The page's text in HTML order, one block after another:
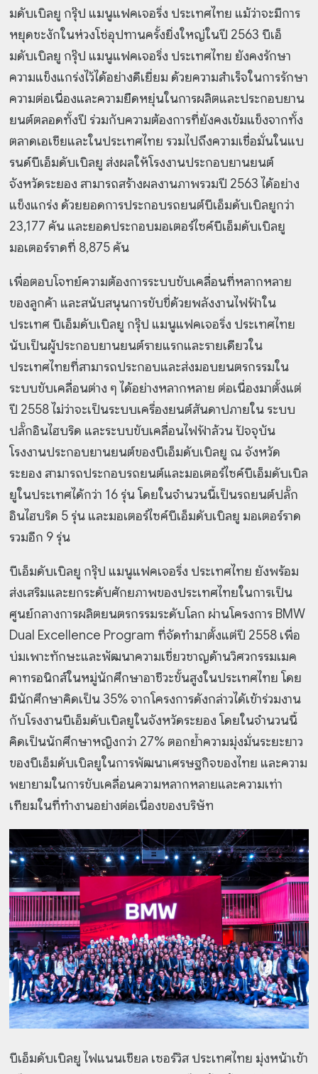
มดับเบิลยู กรุ๊ป แมนูแฟคเจอริ่ง ประเทศไทย แม้ว่าจะมีการ
หยุดชะงักในห่วงโซ่อุปทานครั้งยิ่งใหญ่ในปี 2563 บีเอ็
มดับเบิลยู กรุ๊ป แมนูแฟคเจอริ่ง ประเทศไทย ยังคงรักษา
ความแข็งแกร่งไว้ได้อย่างดีเยี่ยม ด้วยความสำเร็จในการรักษา
ความต่อเนื่องและความยืดหยุ่นในการผลิตและประกอบยาน
ยนต์ตลอดทั้งปี ร่วมกับความต้องการที่ยังคงเข้มแข็งจากทั้ง
ตลาดเอเชียและในประเทศไทย รวมไปถึงความเชื่อมั่นในแบ
รนด์บีเอ็มดับเบิลยู ส่งผลให้โรงงานประกอบยานยนต์
จังหวัดระยอง สามารถสร้างผลงานภาพรวมปี 2563 ได้อย่าง
แข็งแกร่ง ด้วยยอดการประกอบรถยนต์บีเอ็มดับเบิลยูกว่า
23,177 คัน และยอดประกอบมอเตอร์ไซค์บีเอ็มดับเบิลยู
มอเตอร์ราดที่ 8,875 คัน
เพื่อตอบโจทย์ความต้องการระบบขับเคลื่อนที่หลากหลาย
ของลูกค้า และสนับสนุนการขับขี่ด้วยพลังงานไฟฟ้าใน
ประเทศ บีเอ็มดับเบิลยู กรุ๊ป แมนูแฟคเจอริ่ง ประเทศไทย
นับเป็นผู้ประกอบยานยนต์รายแรกและรายเดียวใน
ประเทศไทยที่สามารถประกอบและส่งมอบยนตรกรรมใน
ระบบขับเคลื่อนต่าง ๆ ได้อย่างหลากหลาย ต่อเนื่องมาตั้งแต่
ปี 2558 ไม่ว่าจะเป็นระบบเครื่องยนต์สันดาปภายใน ระบบ
ปลั๊กอินไฮบริด และระบบขับเคลื่อนไฟฟ้าล้วน ปัจจุบัน
โรงงานประกอบยานยนต์ของบีเอ็มดับเบิลยู ณ จังหวัด
ระยอง สามารถประกอบรถยนต์และมอเตอร์ไซค์บีเอ็มดับเบิล
ยูในประเทศได้กว่า 16 รุ่น โดยในจำนวนนี้เป็นรถยนต์ปลั๊ก
อินไฮบริด 5 รุ่น และมอเตอร์ไซค์บีเอ็มดับเบิลยู มอเตอร์ราด
รวมอีก 9 รุ่น
บีเอ็มดับเบิลยู กรุ๊ป แมนูแฟคเจอริ่ง ประเทศไทย ยังพร้อม
ส่งเสริมและยกระดับศักยภาพของประเทศไทยในการเป็น
ศูนย์กลางการผลิตยนตรกรรมระดับโลก ผ่านโครงการ BMW
Dual Excellence Program ที่จัดทำมาตั้งแต่ปี 2558 เพื่อ
บ่มเพาะทักษะและพัฒนาความเชี่ยวชาญด้านวิศวกรรมเมค
คาทรอนิกส์ในหมู่นักศึกษาอาชีวะขั้นสูงในประเทศไทย โดย
มีนักศึกษาคิดเป็น 35% จากโครงการดังกล่าวได้เข้าร่วมงาน
กับโรงงานบีเอ็มดับเบิลยูในจังหวัดระยอง โดยในจำนวนนี้
คิดเป็นนักศึกษาหญิงกว่า 27% ตอกย้ำความมุ่งมั่นระยะยาว
ของบีเอ็มดับเบิลยูในการพัฒนาเศรษฐกิจของไทย และความ
พยายามในการขับเคลื่อนความหลากหลายและความเท่า
เทียมในที่ทำงานอย่างต่อเนื่องของบริษัท
บีเอ็มดับเบิลยู ไฟแนนเชียล เซอร์วิส ประเทศไทย มุ่งหน้าเข้า